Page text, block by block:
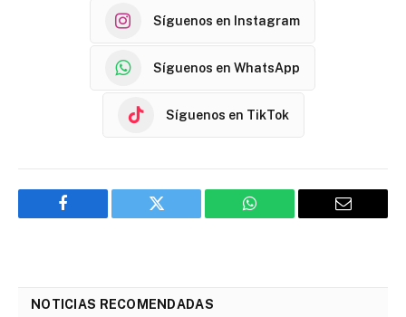
Síguenos en Instagram
Síguenos en WhatsApp
Síguenos en TikTok
Facebook Twitter WhatsApp Email
NOTICIAS RECOMENDADAS